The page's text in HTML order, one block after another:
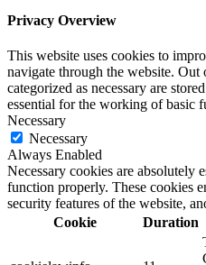
Privacy Overview
This website uses cookies to
navigate through the website. Out
categorized as necessary are
essential for the working of basic
Necessary
Necessary
Always Enabled
Necessary cookies are absolutely
function properly. These cookies
security features of the website,
Cookie
Duration